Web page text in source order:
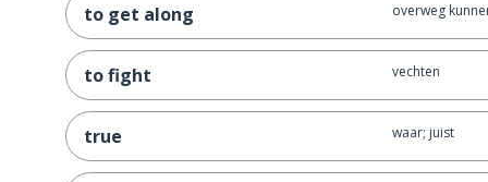
to get along overweg
to fight vechten
true waar; juist